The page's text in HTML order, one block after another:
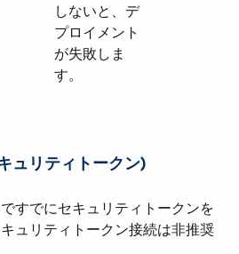
しないと、デ
プロイメント
が失敗しま
す。
ュリティトークン)
すでにセキュリティトークンを
ュリティトークン接続は非推奨